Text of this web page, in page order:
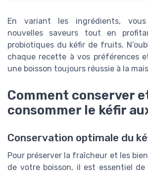
En variant les ingrédients,
nouvelles saveurs tout en
probiotiques du kéfir de fruits.
chaque recette à vos préférences
une boisson toujours réussie à la
Comment conserver
consommer le kéfir
Conservation optimale du
Pour préserver la fraîcheur et les
de votre boisson, il est essentiel de